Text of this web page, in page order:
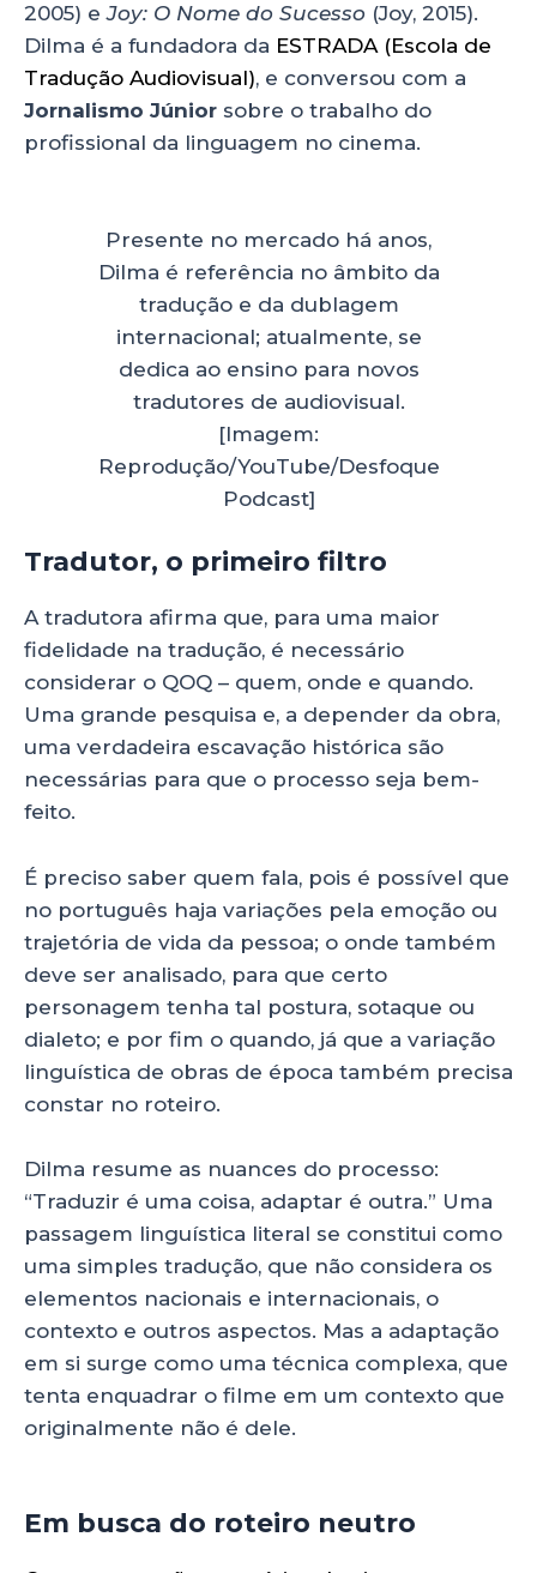
2005) eJoy: O Nome do Sucesso (Joy, 2015).
Dilma é a fundadora da ESTRADA (Escola de
Tradução Audiovisual), e conversou com a
Jornalismo Júnior sobre o trabalho do
profissional da linguagem no cinema.
Presente no mercado há anos,
Dilma é referência no âmbito da
tradução e da dublagem
internacional; atualmente, se
dedica ao ensino para novos
tradutores de audiovisual.
[Imagem:
Reprodução/YouTube/Desfoque
Podcast]
Tradutor, o primeiro filtro
A tradutora afirma que, para uma maior
fidelidade na tradução, é necessário
considerar o QOQ – quem, onde e quando.
Uma grande pesquisa e, a depender da obra,
uma verdadeira escavação histórica são
necessárias para que o processo seja bem-
feito.
É preciso saber quem fala, pois é possível que
no português haja variações pela emoção ou
trajetória de vida da pessoa; o onde também
deve ser analisado, para que certo
personagem tenha tal postura, sotaque ou
dialeto; e por fim o quando, já que a variação
linguística de obras de época também precisa
constar no roteiro.
Dilma resume as nuances do processo:
“Traduzir é uma coisa, adaptar é outra.” Uma
passagem linguística literal se constitui como
uma simples tradução, que não considera os
elementos nacionais e internacionais, o
contexto e outros aspectos. Mas a adaptação
em si surge como uma técnica complexa, que
tenta enquadrar o filme em um contexto que
originalmente não é dele.
Em busca do roteiro neutro